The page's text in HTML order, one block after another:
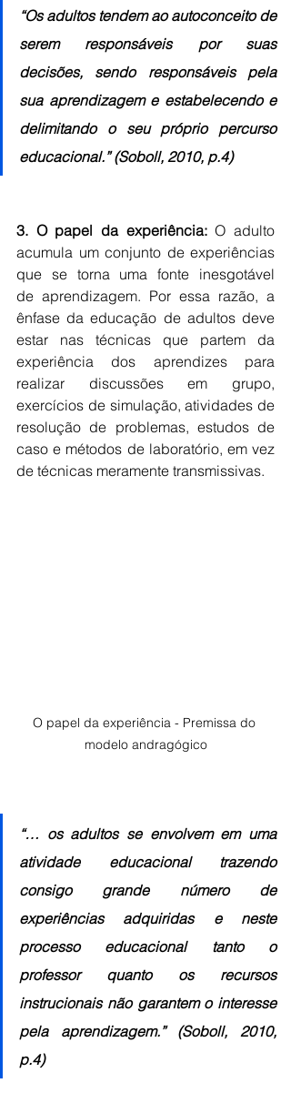
“Os adultos tendem ao autoconceito de
serem responsáveis por suas
decisões, sendo responsáveis pela
sua aprendizagem e estabelecendo e
delimitando o seu próprio percurso
educacional.” (Soboll, 2010, p.4)
3. O papel da experiência: O adulto
acumula um conjunto de experiências
que se torna uma fonte inesgotável
de aprendizagem. Por essa razão, a
ênfase da educação de adultos deve
estar nas técnicas que partem da
experiência dos aprendizes para
realizar discussões em grupo,
exercícios de simulação, atividades de
resolução de problemas, estudos de
caso e métodos de laboratório, em vez
de técnicas meramente transmissivas.
O papel da experiência - Premissa do
modelo andragógico
“… os adultos se envolvem em uma
atividade educacional trazendo
consigo grande número de
experiências adquiridas e neste
processo educacional tanto o
professor quanto os recursos
instrucionais não garantem o interesse
pela aprendizagem.” (Soboll, 2010,
p.4)